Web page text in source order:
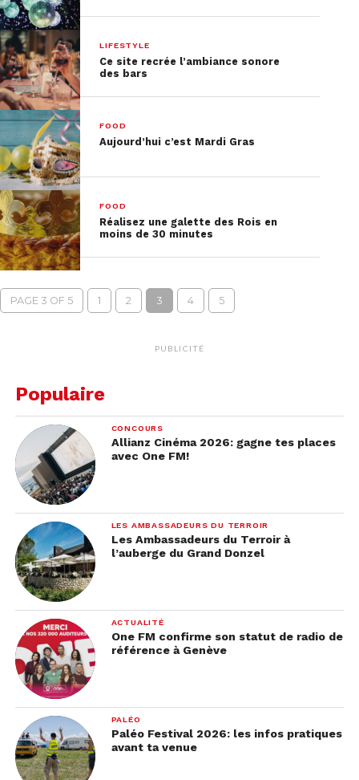
LIFESTYLE
Ce site recrée l’ambiance sonore
des bars
FOOD
Aujourd’hui c’est Mardi Gras
FOOD
Réalisez une galette des Rois en
moins de 30 minutes
PAGE 3 OF 5 1 2 3 4 5
PUBLICITÉ
Populaire
CONCOURS
Allianz Cinéma 2026: gagne tes places
avec One FM!
LES AMBASSADEURS DU TERROIR
Les Ambassadeurs du Terroir à
l’auberge du Grand Donzel
ACTUALITÉ
One FM confirme son statut de radio de
référence à Genève
PALÉO
Paléo Festival 2026: les infos pratiques
avant ta venue